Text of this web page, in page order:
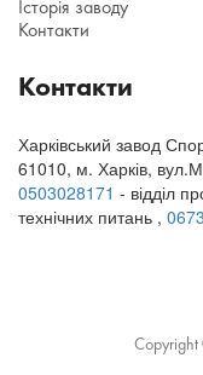
Історія заводу
Контакти
Контакти
Харківський завод
61010, м. Харків,
0503028171 - відділ
технічних питань ,